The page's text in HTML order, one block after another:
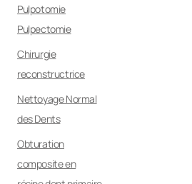
Pulpotomie
Pulpectomie
Chirurgie
reconstructrice
Nettoyage Normal
des Dents
Obturation
composite en